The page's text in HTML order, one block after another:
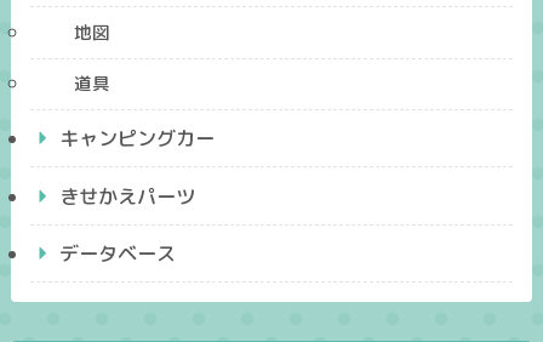
地図
道具
キャンピングカー
きせかえパーツ
データベース